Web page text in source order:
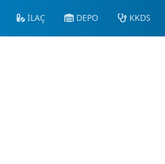
İLAÇ DEPO KKDS